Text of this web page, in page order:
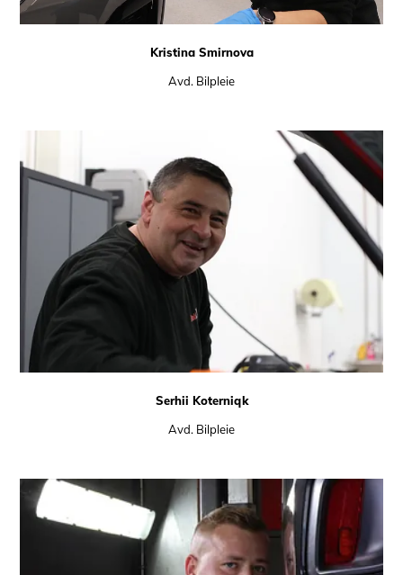
Kristina Smirnova
Avd. Bilpleie
Serhii Koterniqk
Avd. Bilpleie